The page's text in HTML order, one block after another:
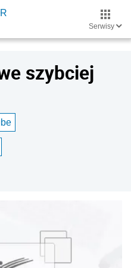
Serwisy
szybciej